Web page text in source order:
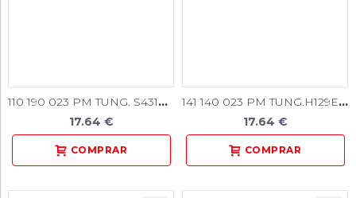
110 190 023 PM TUNG. S431X 1u.
17.64 €
141 140 023 PM TUNG.H129EF 1u.
17.64 €